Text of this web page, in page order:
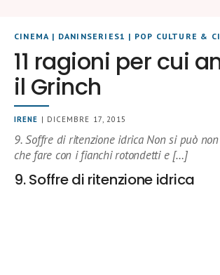
CINEMA | DANINSERIES1 | POP CULTURE &
11 ragioni per cui
il Grinch
IRENE | DICEMBRE 17, 2015
9. Soffre di ritenzione idrica Non si può
che fare con i fianchi rotondetti e […]
9. Soffre di ritenzione idrica